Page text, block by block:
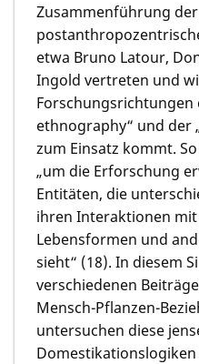
Zusammenführung
etwa Bruno Latour,
Ingold vertreten und
Forschungsrichtungen
ethnography“ und der
zum Einsatz kommt.
„um die Erforschung
Entitäten, die
ihren Interaktionen
Lebensformen und
sieht“ (18). In diesem
verschiedenen
Mensch-Pflanzen-
untersuchen diese